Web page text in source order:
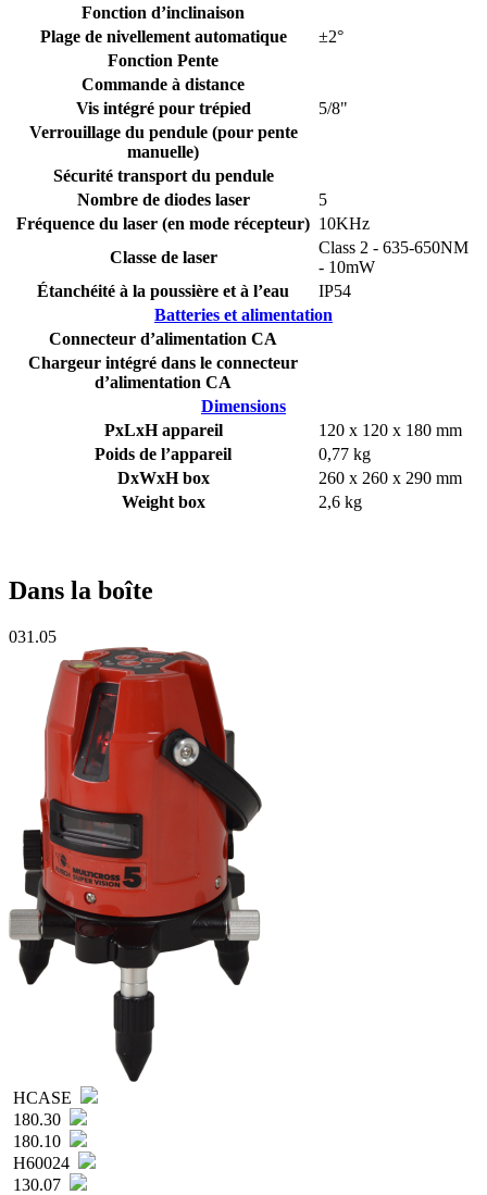
Fonction d’inclinaison
Plage de nivellement automatique
±2°
Fonction Pente
Commande à distance
Vis intégré pour trépied
5/8"
Verrouillage du pendule (pour pente
manuelle)
Sécurité transport du pendule
Nombre de diodes laser
5
Fréquence du laser (en mode récepteur) 10KHz
Classe de laser
Class 2 - 635-650NM
- 10mW
Étanchéité à la poussière et à l’eau
IP54
Batteries et alimentation
Connecteur d’alimentation CA
Chargeur intégré dans le connecteur
d’alimentation CA
Dimensions
PxLxH appareil
120 x 120 x 180 mm
Poids de l’appareil
0,77 kg
DxWxH box
260 x 260 x 290 mm
Weight box
2,6 kg
Dans la boîte
031.05
HCASE
180.30
180.10
H60024
130.07